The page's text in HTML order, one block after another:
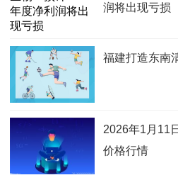
润将出现亏损
福建打造东南
2026年1月11
价格行情